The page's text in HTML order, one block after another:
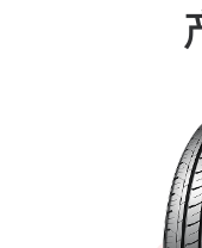
康安全体系认证。
ECE、中东GCC、
星工厂”、临沂市
心、临沂市企业技
经开区功勋企业等